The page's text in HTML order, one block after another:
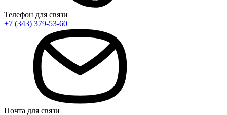
Телефон для связи
+7 (343) 379-53-60
Почта для связи